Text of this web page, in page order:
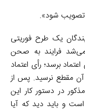
تصویب شود».
یک طرح فوریتی
فرایند به صحن
برسد؛ رأی اعتماد
مقطع نرسید. پس از
در دستور کار این
و باید دید که آیا